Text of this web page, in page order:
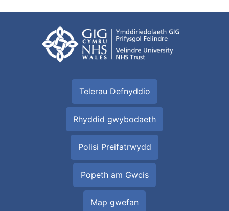
Telerau Defnyddio
Rhyddid gwybodaeth
Polisi Preifatrwydd
Popeth am Gwcis
Map gwefan